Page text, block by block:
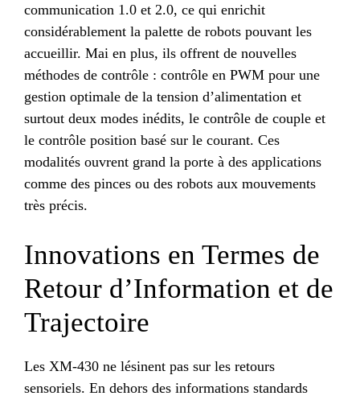
communication 1.0 et 2.0, ce qui enrichit
considérablement la palette de robots pouvant les
accueillir. Mai en plus, ils offrent de nouvelles
méthodes de contrôle : contrôle en PWM pour une
gestion optimale de la tension d’alimentation et
surtout deux modes inédits, le contrôle de couple et
le contrôle position basé sur le courant. Ces
modalités ouvrent grand la porte à des applications
comme des pinces ou des robots aux mouvements
très précis.
Innovations en Termes de
Retour d’Information et de
Trajectoire
Les XM-430 ne lésinent pas sur les retours
sensoriels. En dehors des informations standards